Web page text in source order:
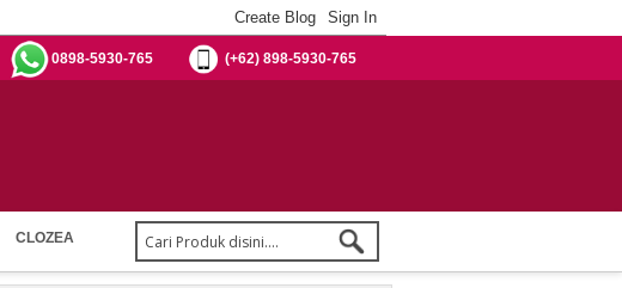
(+62) 898-5930-765
0898-5930-765
CLOZEA